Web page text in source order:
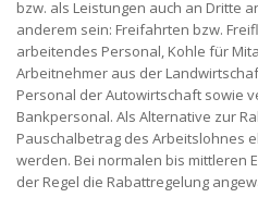
bzw. als Leistungen auch an Dritte
anderem sein: Freifahrten bzw.
arbeitendes Personal, Kohle für
Arbeitnehmer aus der
Personal der Autowirtschaft sowie
Bankpersonal. Als Alternative zur
Pauschalbetrag des Arbeitslohnes
werden. Bei normalen bis mittleren
der Regel die Rabattregelung